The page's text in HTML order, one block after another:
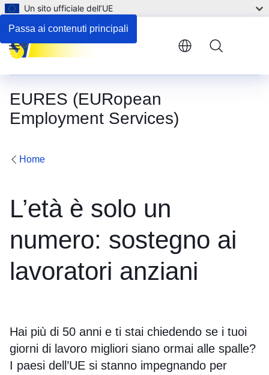
Passa ai contenuti principali
Un sito ufficiale dell’UE
EURES (EURopean
Employment Services)
Menu
Home
L’età è solo un
numero: sostegno ai
lavoratori anziani
Hai più di 50 anni e ti stai chiedendo se i tuoi
giorni di lavoro migliori siano ormai alle spalle?
I paesi dell’UE si stanno impegnando per